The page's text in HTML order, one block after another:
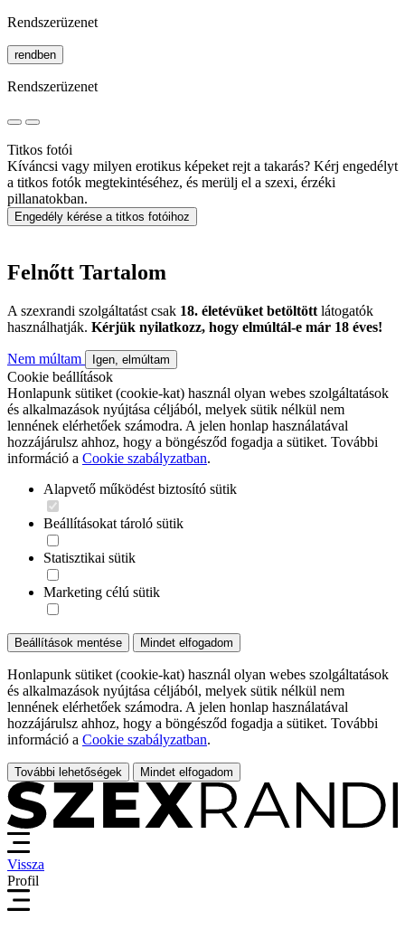
Rendszerüzenet
rendben
Rendszerüzenet
Titkos fotói
Kíváncsi vagy milyen erotikus képeket rejt a takarás? Kérj engedélyt
a titkos fotók megtekintéséhez, és merülj el a szexi, érzéki
pillanatokban.
Engedély kérése a titkos fotóihoz
Felnőtt Tartalom
A szexrandi szolgáltatást csak 18. életévüket betöltött látogatók
használhatják. Kérjük nyilatkozz, hogy elmúltál-e már 18 éves!
Nem múltam Igen, elmúltam
Cookie beállítások
Honlapunk sütiket (cookie-kat) használ olyan webes szolgáltatások
és alkalmazások nyújtása céljából, melyek sütik nélkül nem
lennének elérhetőek számodra. A jelen honlap használatával
hozzájárulsz ahhoz, hogy a böngésződ fogadja a sütiket. További
információ a Cookie szabályzatban.
Alapvető működést biztosító sütik
Beállításokat tároló sütik
Statisztikai sütik
Marketing célú sütik
Beállítások mentése Mindet elfogadom
Honlapunk sütiket (cookie-kat) használ olyan webes szolgáltatások
és alkalmazások nyújtása céljából, melyek sütik nélkül nem
lennének elérhetőek számodra. A jelen honlap használatával
hozzájárulsz ahhoz, hogy a böngésződ fogadja a sütiket. További
információ a Cookie szabályzatban.
További lehetőségek Mindet elfogadom
Vissza
Profil